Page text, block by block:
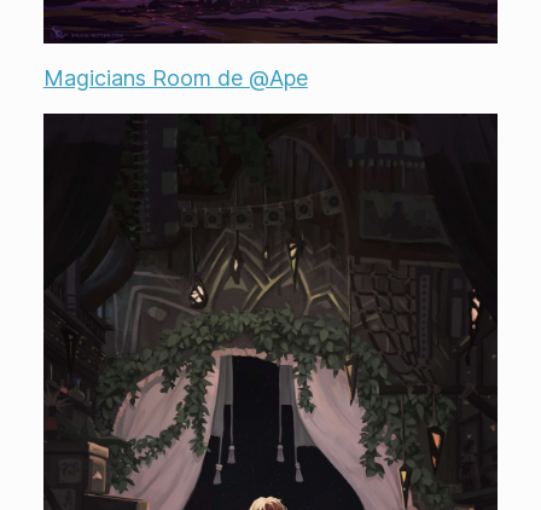
Magicians Room de @Ape